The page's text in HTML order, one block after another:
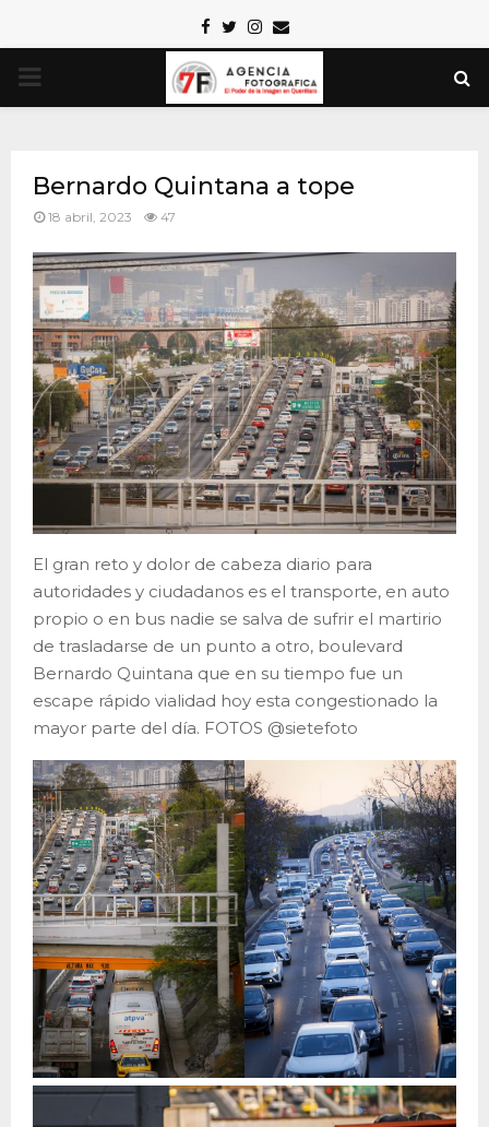
Facebook
TwitterInstagram
Email
PRIMARY
Bernardo Quintana a tope
18 abril, 2023 47
El gran reto y dolor de cabeza diario para
autoridades y ciudadanos es el transporte, en auto
propio o en bus nadie se salva de sufrir el martirio
de trasladarse de un punto a otro, boulevard
Bernardo Quintana que en su tiempo fue un
escape rápido vialidad hoy esta congestionado la
mayor parte del día. FOTOS @sietefoto